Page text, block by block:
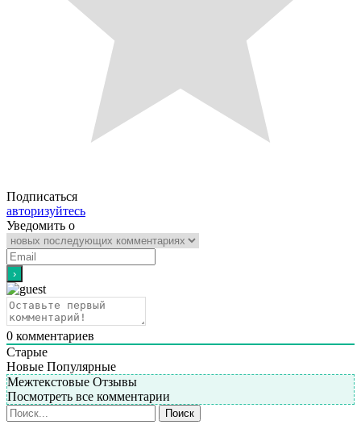
Подписаться
авторизуйтесь
Уведомить о
0 комментариев
Старые
Новые Популярные
Межтекстовые Отзывы
Посмотреть все комментарии